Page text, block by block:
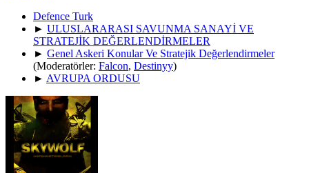
Defence Turk
► ULUSLARARASI SAVUNMA SANAYİ VE
STRATEJİK DEĞERLENDİRMELER
► Genel Askeri Konular Ve Stratejik Değerlendirmeler
(Moderatörler: Falcon, Destinyy)
► AVRUPA ORDUSU